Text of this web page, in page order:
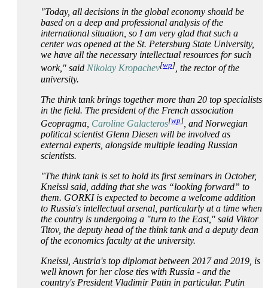
"Today, all decisions in the global economy should be
based on a deep and professional analysis of the
international situation, so I am very glad that such a
center was opened at the St. Petersburg State University,
we have all the necessary intellectual resources for such
work," said Nikolay Kropachev[wp], the rector of the
university.
The think tank brings together more than 20 top specialists
in the field. The president of the French association
Geopragma, Caroline Galacteros[wp] , and Norwegian
political scientist Glenn Diesen will be involved as
external experts, alongside multiple leading Russian
scientists.
"The think tank is set to hold its first seminars in October,
Kneissl said, adding that she was “looking forward” to
them. GORKI is expected to become a welcome addition
to Russia's intellectual arsenal, particularly at a time when
the country is undergoing a "turn to the East," said Viktor
Titov, the deputy head of the think tank and a deputy dean
of the economics faculty at the university.
Kneissl, Austria's top diplomat between 2017 and 2019, is
well known for her close ties with Russia - and the
country's President Vladimir Putin in particular. Putin